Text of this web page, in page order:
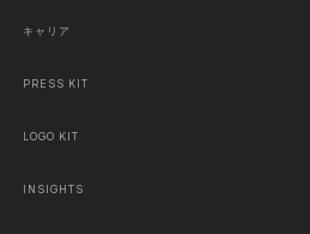
キャリア
PRESS KIT
LOGO KIT
INSIGHTS